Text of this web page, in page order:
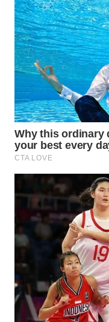
PAKPAK
WN
KARAWANG
WN
BEKASI
WN
BOGOR
WN
DEPOK
WN
SAMOSIR
WN